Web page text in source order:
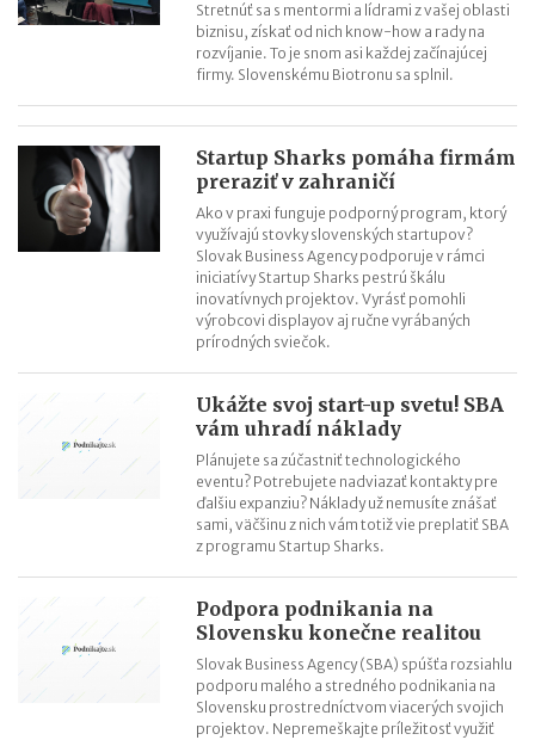
Stretnúť sa s mentormi a lídrami z vašej oblasti
biznisu, získať od nich know-how a rady na
rozvíjanie. To je snom asi každej začínajúcej
firmy. Slovenskému Biotronu sa splnil.
Startup Sharks pomáha firmám
preraziť v zahraničí
Ako v praxi funguje podporný program, ktorý
využívajú stovky slovenských startupov?
Slovak Business Agency podporuje v rámci
iniciatívy Startup Sharks pestrú škálu
inovatívnych projektov. Vyrásť pomohli
výrobcovi displayov aj ručne vyrábaných
prírodných sviečok.
Ukážte svoj start-up svetu! SBA
vám uhradí náklady
Plánujete sa zúčastniť technologického
eventu? Potrebujete nadviazať kontakty pre
ďalšiu expanziu? Náklady už nemusíte znášať
sami, väčšinu z nich vám totiž vie preplatiť SBA
z programu Startup Sharks.
Podpora podnikania na
Slovensku konečne realitou
Slovak Business Agency (SBA) spúšťa rozsiahlu
podporu malého a stredného podnikania na
Slovensku prostredníctvom viacerých svojich
projektov. Nepremeškajte príležitosť využiť